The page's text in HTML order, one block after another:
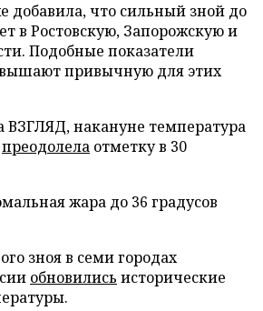
добавила, что сильный зной до
в Ростовскую, Запорожскую и
Подобные показатели
привычную для этих
ВЗГЛЯД, накануне температура
преодолела отметку в 30
жара до 36 градусов
зноя в семи городах
обновились исторические